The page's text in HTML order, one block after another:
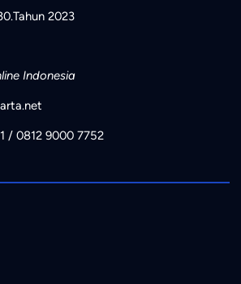
2023
Indonesia
/ 0812 9000 7752